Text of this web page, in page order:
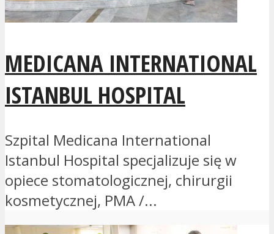
MEDICANA INTERNATIONAL
ISTANBUL HOSPITAL
Szpital Medicana International
Istanbul Hospital specjalizuje się w
opiece stomatologicznej, chirurgii
kosmetycznej, PMA /...